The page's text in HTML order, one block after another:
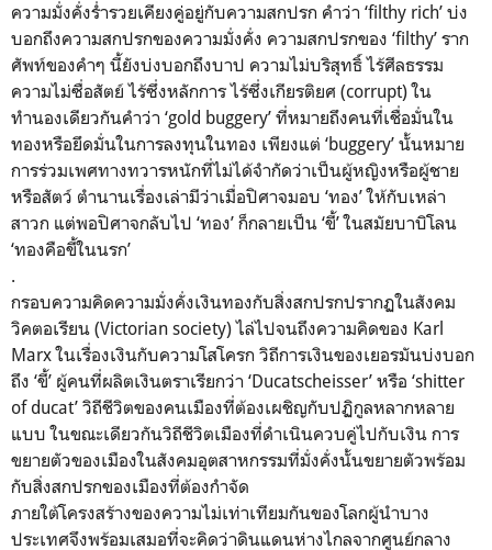
ความมั่งคั่งร่ำรวยเคียงคู่อยู่กับความสกปรก คำว่า ‘filthy rich’ บ่ง
บอกถึงความสกปรกของความมั่งคั่ง ความสกปรกของ ‘filthy’ ราก
ศัพท์ของคำๆ นี้ยังบ่งบอกถึงบาป ความไม่บริสุทธิ์ ไร้ศีลธรรม
ความไม่ซื่อสัตย์ ไร้ซึ่งหลักการ ไร้ซึ่งเกียรติยศ (corrupt) ใน
ทำนองเดียวกันคำว่า ‘gold buggery’ ที่หมายถึงคนที่เชื่อมั่นใน
ทองหรือยึดมั่นในการลงทุนในทอง เพียงแต่ ‘buggery’ นั้นหมาย
การร่วมเพศทางทวารหนักที่ไม่ได้จำกัดว่าเป็นผู้หญิงหรือผู้ชาย
หรือสัตว์ ตำนานเรื่องเล่ามีว่าเมื่อปิศาจมอบ ‘ทอง’ ให้กับเหล่า
สาวก แต่พอปิศาจกลับไป ‘ทอง’ ก็กลายเป็น ‘ขี้’ ในสมัยบาบิโลน
‘ทองคือขี้ในนรก’
.
กรอบความคิดความมั่งคั่งเงินทองกับสิ่งสกปรกปรากฏในสังคม
วิคตอเรียน (Victorian society) ไล่ไปจนถึงความคิดของ Karl
Marx ในเรื่องเงินกับความโสโครก วิถีการเงินของเยอรมันบ่งบอก
ถึง ‘ขี้’ ผู้คนที่ผลิตเงินตราเรียกว่า ‘Ducatscheisser’ หรือ ‘shitter
of ducat’ วิถีชีวิตของคนเมืองที่ต้องเผชิญกับปฏิกูลหลากหลาย
แบบ ในขณะเดียวกันวิถีชีวิตเมืองที่ดำเนินควบคู่ไปกับเงิน การ
ขยายตัวของเมืองในสังคมอุตสาหกรรมที่มั่งคั่งนั้นขยายตัวพร้อม
กับสิ่งสกปรกของเมืองที่ต้องกำจัด
ภายใต้โครงสร้างของความไม่เท่าเทียมกันของโลกผู้นำบาง
ประเทศจึงพร้อมเสมอที่จะคิดว่าดินแดนห่างไกลจากศูนย์กลาง